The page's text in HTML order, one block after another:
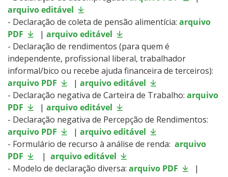
arquivo editável
- Declaração de coleta de pensão alimentícia: arquivo
PDF
| arquivo editável
- Declaração de rendimentos (para quem é
independente, profissional liberal, trabalhador
informal/bico ou recebe ajuda financeira de terceiros):
arquivo PDF
| arquivo editável
- Declaração negativa de Carteira de Trabalho: arquivo
PDF
| arquivo editável
- Declaração negativa de Percepção de Rendimentos:
arquivo PDF
| arquivo editável
- Formulário de recurso à análise de renda: arquivo
PDF
| arquivo editável
- Modelo de declaração diversa: arquivo PDF
|